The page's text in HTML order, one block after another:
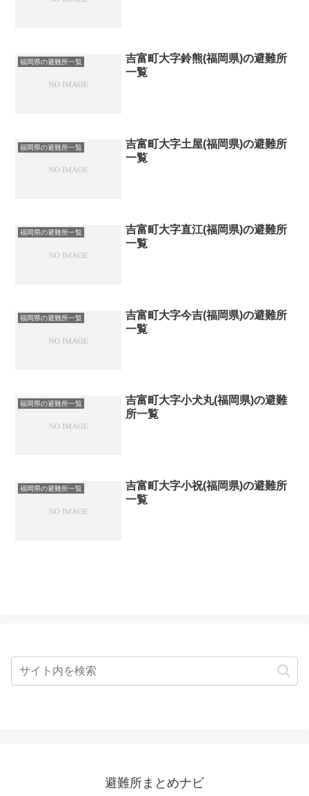
福岡県の避難所一覧
吉富町大字鈴熊(福岡県)の避難所
一覧
福岡県の避難所一覧
吉富町大字土屋(福岡県)の避難所
一覧
福岡県の避難所一覧
吉富町大字直江(福岡県)の避難所
一覧
福岡県の避難所一覧
吉富町大字今吉(福岡県)の避難所
一覧
福岡県の避難所一覧
吉富町大字小犬丸(福岡県)の避難
所一覧
福岡県の避難所一覧
吉富町大字小祝(福岡県)の避難所
一覧
避難所まとめナビ